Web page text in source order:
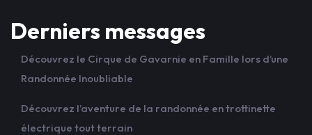
Derniers messages
Découvrez le Cirque de Gavarnie en Famille lors d’une
Randonnée Inoubliable
Découvrez l’aventure de la randonnée en trottinette
électrique tout terrain